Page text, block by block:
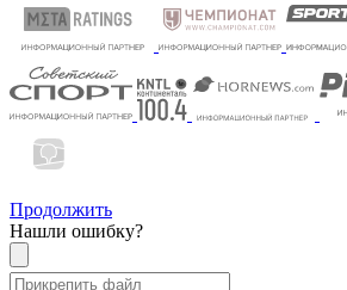
Продолжить
Нашли ошибку?